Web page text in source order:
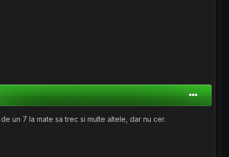
un 7 la mate sa trec si multe altele, dar nu cer.